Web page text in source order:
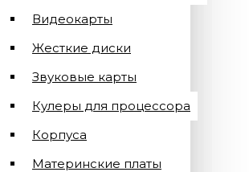
Видеокарты
Жесткие диски
Звуковые карты
Кулеры для процессора
Корпуса
Материнские платы